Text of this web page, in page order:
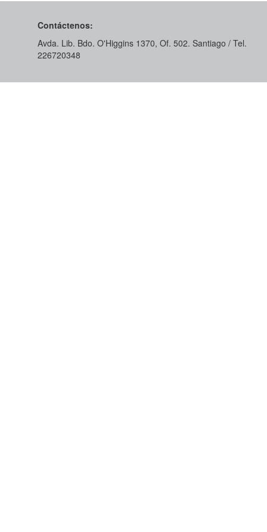
Contáctenos:
Avda. Lib. Bdo. O'Higgins 1370, Of. 502. Santiago / Tel.
226720348